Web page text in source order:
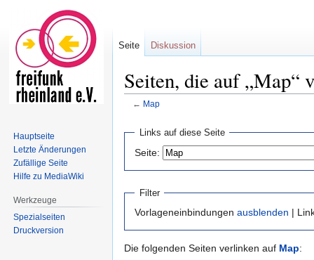
Seiten, die auf „Map“
← Map
Navigation
springen
springen
Links auf diese Seite
Seite:
Filter
Vorlageneinbindungen ausblenden |
Die folgenden Seiten verlinken auf Map:
Seite Diskussion
Hauptseite
Letzte Änderungen
Zufällige Seite
Hilfe zu MediaWiki
Werkzeuge
Spezialseiten
Druckversion